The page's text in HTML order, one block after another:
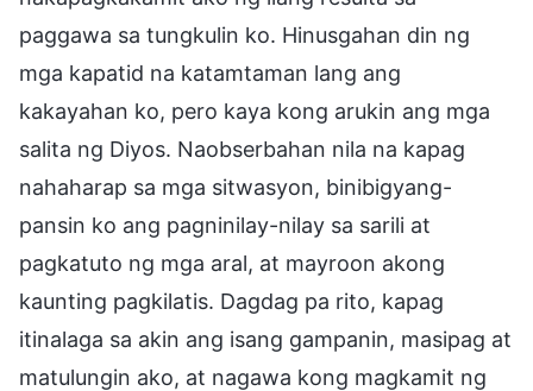
paggawa sa tungkulin ko. Hinusgahan din ng
mga kapatid na katamtaman lang ang
kakayahan ko, pero kaya kong arukin ang mga
salita ng Diyos. Naobserbahan nila na kapag
nahaharap sa mga sitwasyon, binibigyang-
pansin ko ang pagninilay-nilay sa sarili at
pagkatuto ng mga aral, at mayroon akong
kaunting pagkilatis. Dagdag pa rito, kapag
itinalaga sa akin ang isang gampanin, masipag at
matulungin ako, at nagawa kong magkamit ng